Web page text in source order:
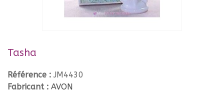
Tasha
Référence : JM4430
Fabricant : AVON